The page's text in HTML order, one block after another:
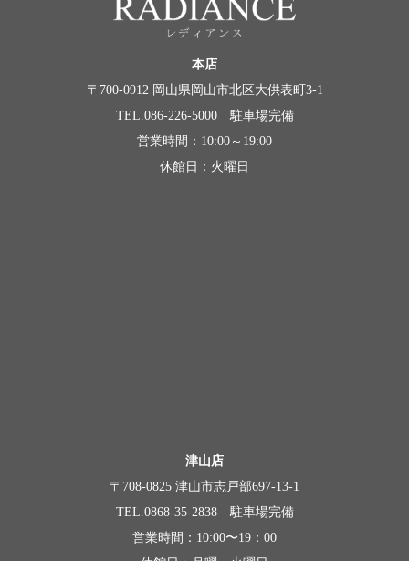
本店
〒700-0912 岡山県岡山市北区大供表町3-1
TEL.086-226-5000 駐車場完備
営業時間：10:00～19:00
休館日：火曜日
津山店
〒708-0825 津山市志戸部697-13-1
TEL.0868-35-2838 駐車場完備
営業時間：10:00〜19：00